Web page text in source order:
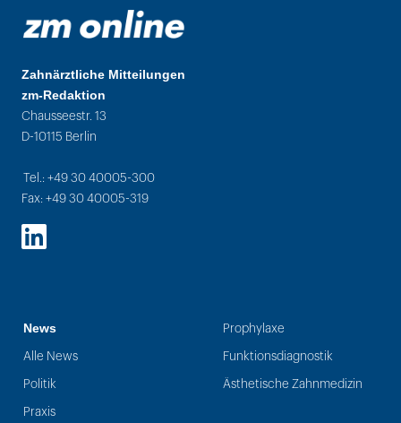
Zahnärztliche Mitteilungen
zm-Redaktion
Chausseestr. 13
D-10115 Berlin
Tel.: +49 30 40005-300
Fax: +49 30 40005-319
LinkedIn
News
Alle News
Politik
Praxis
Prophylaxe
Funktionsdiagnostik
Ästhetische Zahnmedizin